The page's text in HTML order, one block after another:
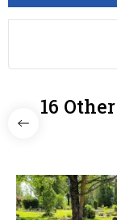
16